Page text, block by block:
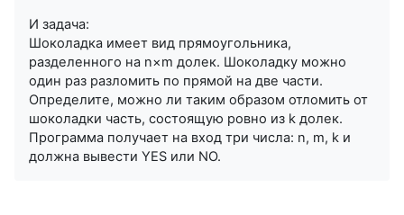
И задача:
Шоколадка имеет вид прямоугольника,
разделенного на n×m долек. Шоколадку можно
один раз разломить по прямой на две части.
Определите, можно ли таким образом отломить от
шоколадки часть, состоящую ровно из k долек.
Программа получает на вход три числа: n, m, k и
должна вывести YES или NO.